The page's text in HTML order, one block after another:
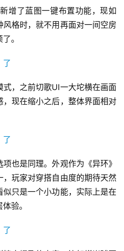
增了蓝图一键布置功能，现如
格时，就不用再面对一间空房
。
，之前切歌UI一大坨横在画面
现在缩小之后，整体界面相对
也是同理。外观作为《异环》
玩家对穿搭自由度的期待天然
只是一个小功能，实际上是在
验。